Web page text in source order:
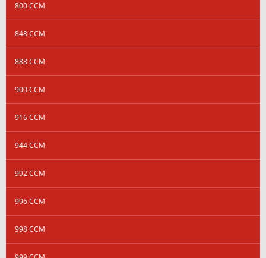
800 CCM
848 CCM
888 CCM
900 CCM
916 CCM
944 CCM
992 CCM
996 CCM
998 CCM